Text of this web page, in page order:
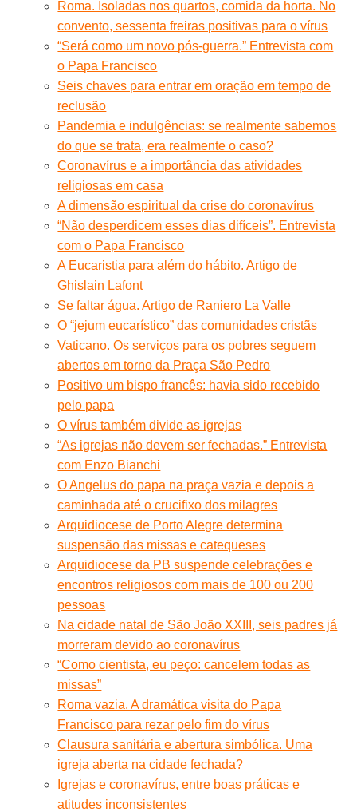
Roma. Isoladas nos quartos, comida da horta. No
convento, sessenta freiras positivas para o vírus
“Será como um novo pós-guerra.” Entrevista com
o Papa Francisco
Seis chaves para entrar em oração em tempo de
reclusão
Pandemia e indulgências: se realmente sabemos
do que se trata, era realmente o caso?
Coronavírus e a importância das atividades
religiosas em casa
A dimensão espiritual da crise do coronavírus
“Não desperdicem esses dias difíceis”. Entrevista
com o Papa Francisco
A Eucaristia para além do hábito. Artigo de
Ghislain Lafont
Se faltar água. Artigo de Raniero La Valle
O “jejum eucarístico” das comunidades cristãs
Vaticano. Os serviços para os pobres seguem
abertos em torno da Praça São Pedro
Positivo um bispo francês: havia sido recebido
pelo papa
O vírus também divide as igrejas
“As igrejas não devem ser fechadas.” Entrevista
com Enzo Bianchi
O Angelus do papa na praça vazia e depois a
caminhada até o crucifixo dos milagres
Arquidiocese de Porto Alegre determina
suspensão das missas e catequeses
Arquidiocese da PB suspende celebrações e
encontros religiosos com mais de 100 ou 200
pessoas
Na cidade natal de São João XXIII, seis padres já
morreram devido ao coronavírus
“Como cientista, eu peço: cancelem todas as
missas”
Roma vazia. A dramática visita do Papa
Francisco para rezar pelo fim do vírus
Clausura sanitária e abertura simbólica. Uma
igreja aberta na cidade fechada?
Igrejas e coronavírus, entre boas práticas e
atitudes inconsistentes